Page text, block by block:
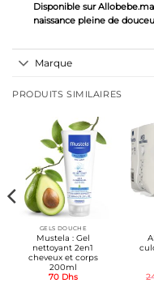
Disponible sur
naissance pleine de
Marque
PRODUITS SIMILAIRES
GELS DOUCHE
Mustela : Gel
nettoyant 2en1
cheveux et corps
200ml
70 Dhs